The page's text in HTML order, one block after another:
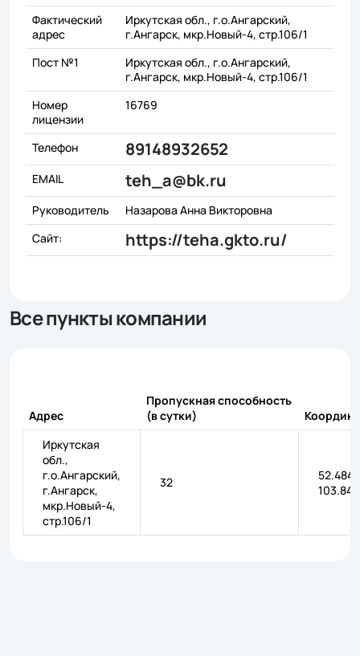
Фактический
адрес
Иркутская обл., г.о.Ангарский,
г.Ангарск, мкр.Новый-4, стр.106/1
Пост №1
Иркутская обл., г.о.Ангарский,
г.Ангарск, мкр.Новый-4, стр.106/1
Номер
лицензии
16769
Телефон 89148932652
EMAIL teh_a@bk.ru
Руководитель
Назарова Анна Викторовна
Сайт:
https://teha.gkto.ru/
Все пункты компании
Адрес
Пропускная способность
(в сутки)
Иркутская
обл.,
г.о.Ангарский,
г.Ангарск,
мкр.Новый-4,
стр.106/1
32